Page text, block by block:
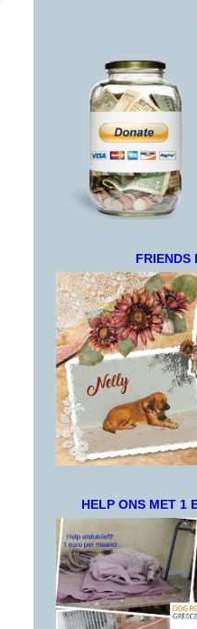
FRIENDS
HELP ONS MET 1